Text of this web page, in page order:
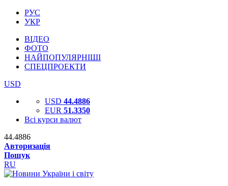
РУС
УКР
ВІДЕО
ФОТО
НАЙПОПУЛЯРНІШІ
СПЕЦПРОЕКТИ
USD
USD 44.4886
EUR 51.3350
Всі курси валют
44.4886
Авторизація
Пошук
RU